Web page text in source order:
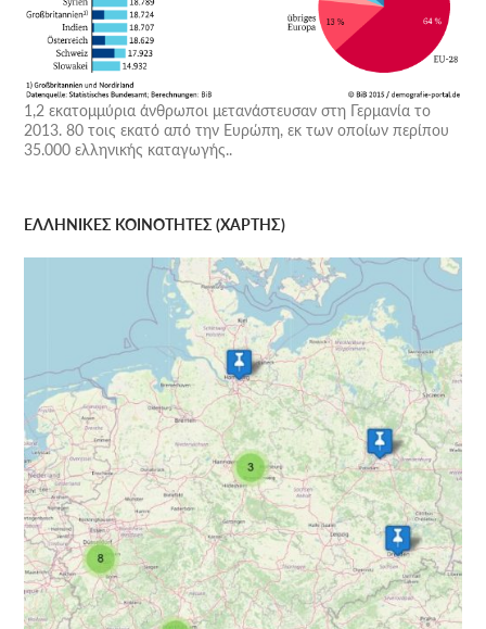
1,2 εκατομμύρια άνθρωποι μετανάστευσαν στη Γερμανία το
2013. 80 τοις εκατό από την Ευρώπη, εκ των οποίων περίπου
35.000 ελληνικής καταγωγής..
ΕΛΛΗΝΙΚΕΣ ΚΟΙΝΟΤΗΤΕΣ (ΧΑΡΤΗΣ)